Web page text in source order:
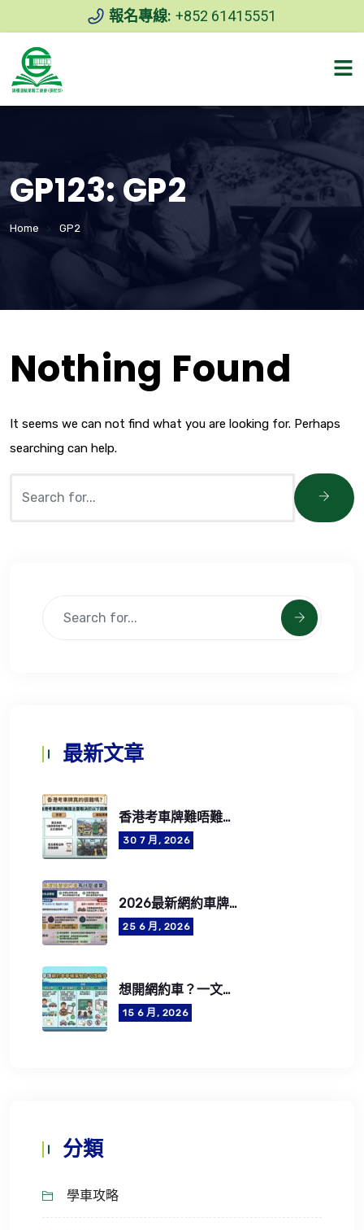
報名專線: +852 61415551
GP123:GP2
Home GP2
Nothing Found
It seems we can not find what you are looking for. Perhaps
searching can help.
最新文章
香港考車牌難唔難？2026考牌流程、費用、筆試及路試攻略
30 7 月, 2026
2026最新網約車牌照申請懶人包：5步成為合法網約車司機
25 6 月, 2026
想開網約車？一文了解網約車司機資格要求、牌照費用及CEF學車資助
15 6 月, 2026
分類
學車攻略